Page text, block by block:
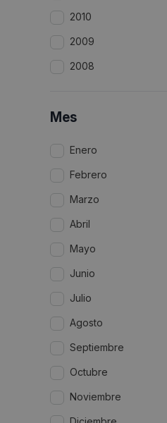
2010
2009
2008
Mes
Enero
Febrero
Marzo
Abril
Mayo
Junio
Julio
Agosto
Septiembre
Octubre
Noviembre